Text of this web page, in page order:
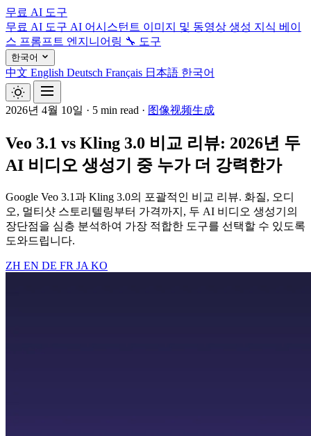
무료 AI 도구
무료 AI 도구 AI 어시스턴트 이미지 및 동영상 생성 지식 베이
스 프롬프트 엔지니어링 🔧 도구
한국어
中文 English Deutsch Français 日本語 한국어
2026년 4월 10일 · 5 min read · 图像视频生成
Veo 3.1 vs Kling 3.0 비교 리뷰: 2026년 두
AI 비디오 생성기 중 누가 더 강력한가
Google Veo 3.1과 Kling 3.0의 포괄적인 비교 리뷰. 화질, 오디
오, 멀티샷 스토리텔링부터 가격까지, 두 AI 비디오 생성기의
장단점을 심층 분석하여 가장 적합한 도구를 선택할 수 있도록
도와드립니다.
ZH EN DE FR JA KO